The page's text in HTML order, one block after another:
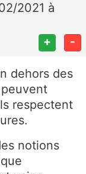
2021 à
+ -
dehors des
respectent
notions